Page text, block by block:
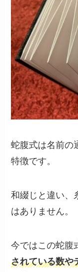
蛇腹式は名前の
特徴です。
和綴じと違い、
はありません。
今ではこの蛇腹
されている数や